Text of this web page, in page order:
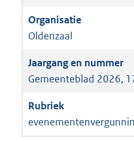
Oldenzaal
Gemeenteblad 2026,